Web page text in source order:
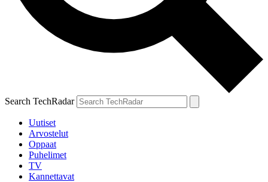
Search TechRadar
Uutiset
Arvostelut
Oppaat
Puhelimet
TV
Kannettavat